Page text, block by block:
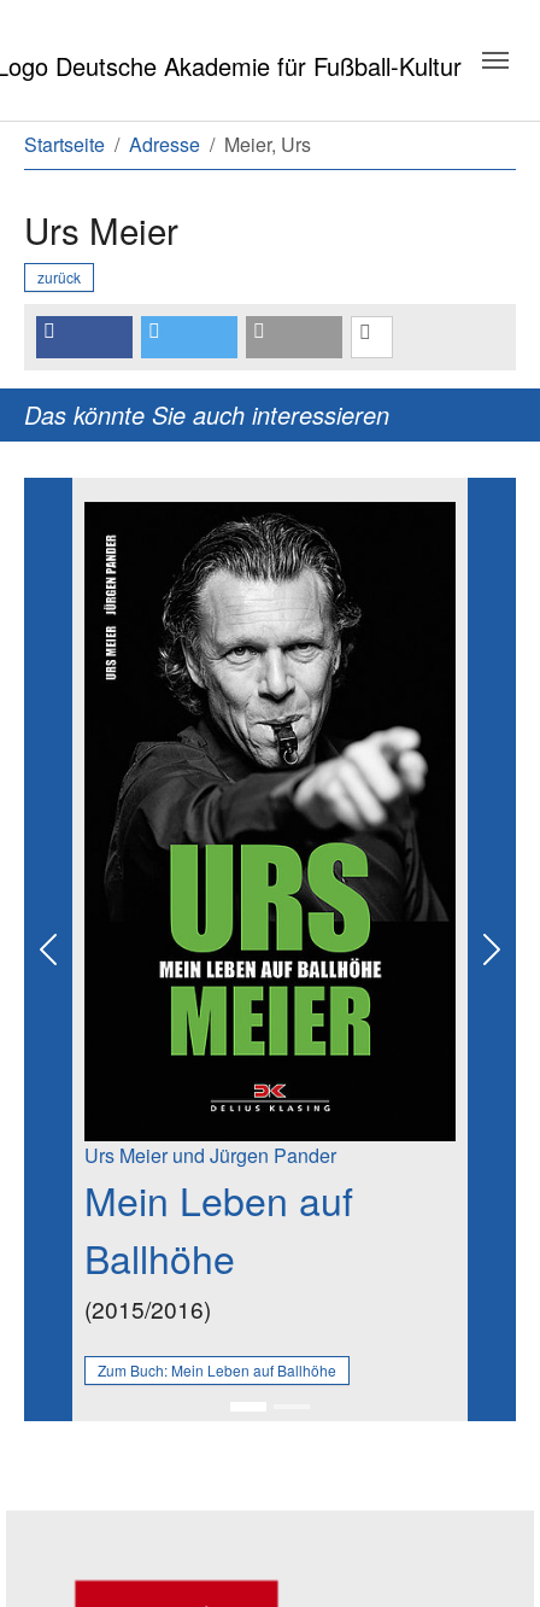
Sie sind hier:
Startseite Adresse Meier, Urs
Urs Meier
zurück
Das könnte Sie auch interessieren
Urs Meier und Jürgen Pander
Mein Leben auf
Ballhöhe
(2015/2016)
Zum Buch:Mein Leben auf Ballhöhe
Previous Next